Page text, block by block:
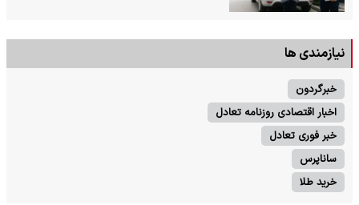
نیازمندی ها
خبرگردون
اخبار اقتصادی روزنامه تعادل
خبر فوری تعادل
ساناپرس
خرید طلا